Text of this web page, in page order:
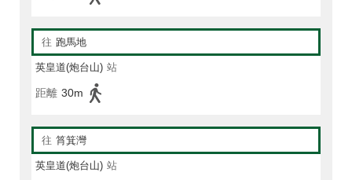
往 跑馬地
英皇道(炮台山) 站
距離 30m
往 筲箕灣
英皇道(炮台山) 站